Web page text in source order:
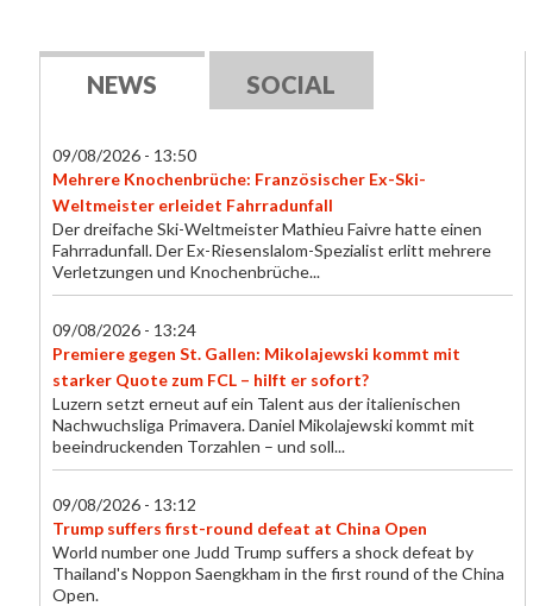
NEWS SOCIAL
09/08/2026 - 13:50
Mehrere Knochenbrüche: Französischer Ex-Ski-
Weltmeister erleidet Fahrradunfall
Der dreifache Ski-Weltmeister Mathieu Faivre hatte einen
Fahrradunfall. Der Ex-Riesenslalom-Spezialist erlitt mehrere
Verletzungen und Knochenbrüche...
09/08/2026 - 13:24
Premiere gegen St. Gallen: Mikolajewski kommt mit
starker Quote zum FCL – hilft er sofort?
Luzern setzt erneut auf ein Talent aus der italienischen
Nachwuchsliga Primavera. Daniel Mikolajewski kommt mit
beeindruckenden Torzahlen – und soll...
09/08/2026 - 13:12
Trump suffers first-round defeat at China Open
World number one Judd Trump suffers a shock defeat by
Thailand's Noppon Saengkham in the first round of the China
Open.